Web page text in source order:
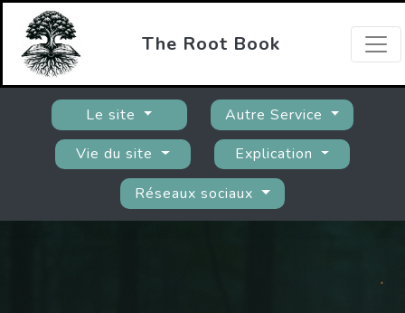
The Root Book
Le site
Autre Service
Vie du site
Explication
Réseaux sociaux